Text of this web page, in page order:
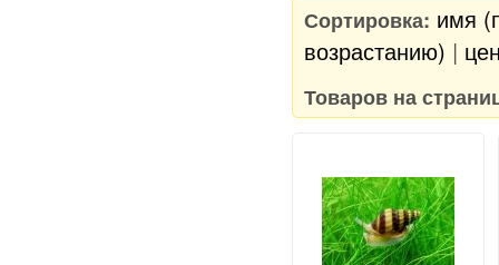
Сортировка: имя
возрастанию) |
Товаров на